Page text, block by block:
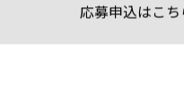
応募申込はこち